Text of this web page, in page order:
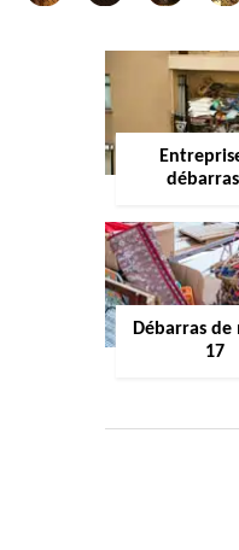
Débarras de
17